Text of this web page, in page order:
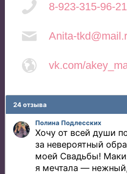
8-923-315-96-21
Anita-
vk.com/
24 отзыва
Полина Подлесских
Хочу от всей души
за невероятный
моей Свадьбы!
я мечтала —